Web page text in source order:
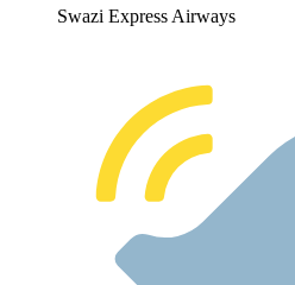
Swazi Express Airways